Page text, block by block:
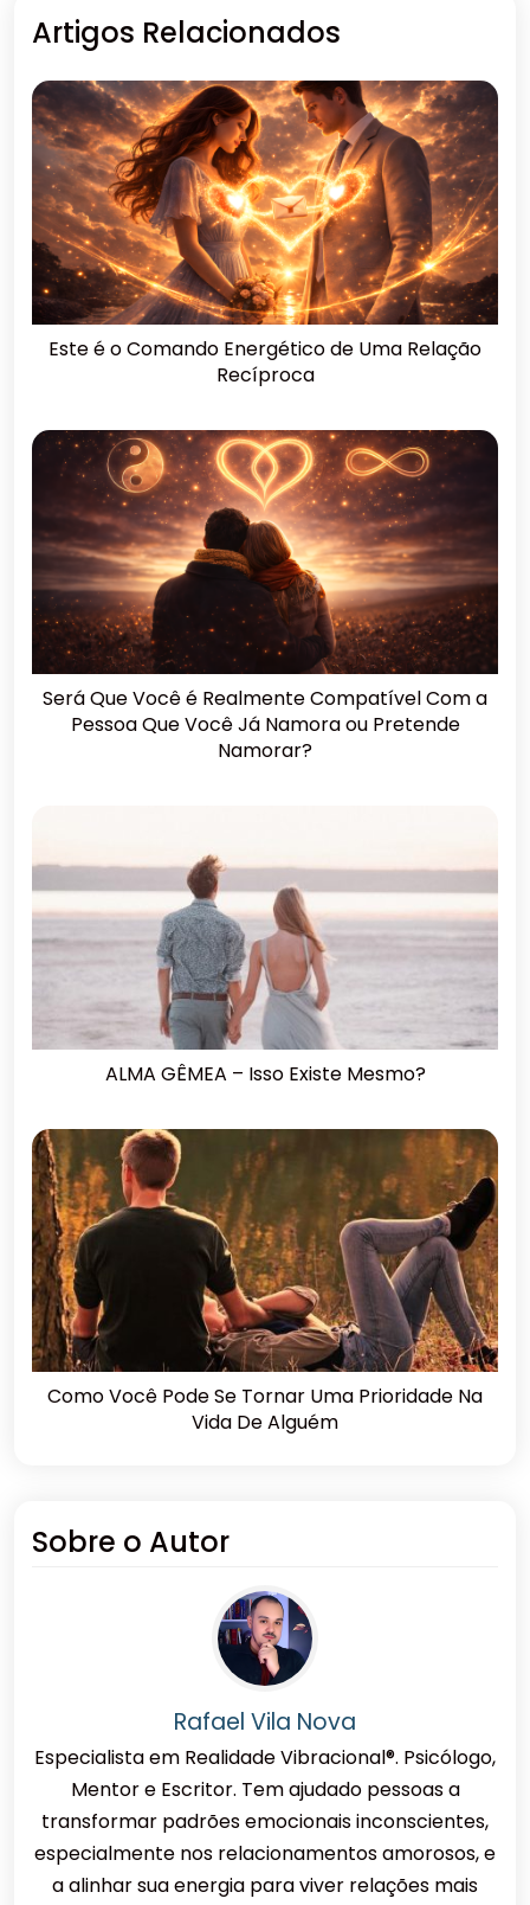
Artigos Relacionados
Este é o Comando Energético de Uma Relação
Recíproca
Será Que Você é Realmente Compatível Com a
Pessoa Que Você Já Namora ou Pretende
Namorar?
ALMA GÊMEA – Isso Existe Mesmo?
Como Você Pode Se Tornar Uma Prioridade Na
Vida De Alguém
Sobre o Autor
Rafael Vila Nova
Especialista em Realidade Vibracional®. Psicólogo,
Mentor e Escritor. Tem ajudado pessoas a
transformar padrões emocionais inconscientes,
especialmente nos relacionamentos amorosos, e
a alinhar sua energia para viver relações mais